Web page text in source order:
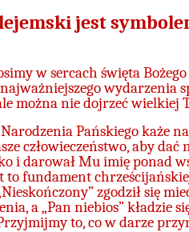
jest
w sercach święta
wydarzenia
można nie dojrzeć wielkiej
Pańskiego każe
człowieczeństwo, aby dać
i darował Mu imię ponad
to fundament
zgodził się
a „Pan niebios” kładzie
to, co w darze